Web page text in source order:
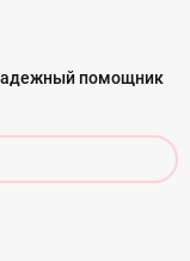
помощник